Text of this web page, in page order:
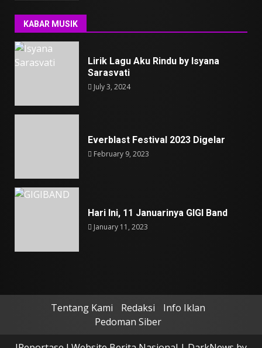
KABAR MUSIK
Lirik Lagu Aku Rindu by Isyana
Sarasvati
July 3, 2024
Everblast Festival 2023 Digelar
February 9, 2023
Hari Ini, 11 Januarinya GIGI Band
January 11, 2023
Tentang Kami Redaksi
Info Iklan
Pedoman Siber